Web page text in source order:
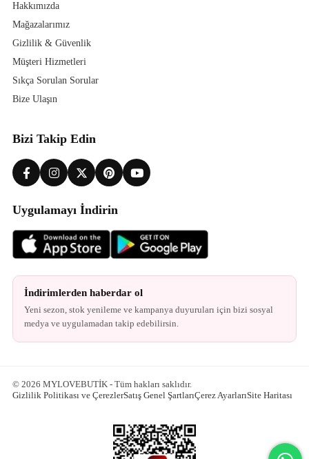
Hakkımızda
Mağazalarımız
Gizlilik & Güvenlik
Müşteri Hizmetleri
Sıkça Sorulan Sorular
Bize Ulaşın
Bizi Takip Edin
Uygulamayı İndirin
İndirimlerden haberdar ol
Yeni sezon, stok yenileme ve kampanya duyuruları için bizi sosyal
medya ve uygulamadan takip edebilirsin.
© 2026 MYLOVEBUTİK - Tüm hakları saklıdır.
Gizlilik Politikası ve ÇerezlerSatış Genel ŞartlarıÇerez AyarlarıSite Haritası